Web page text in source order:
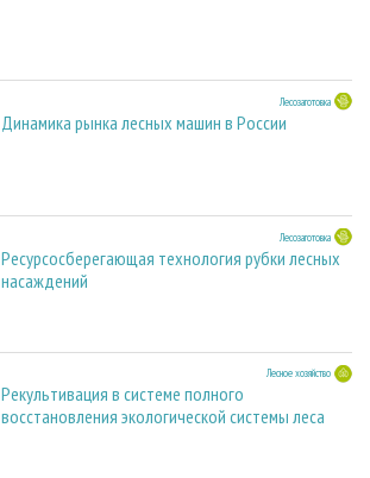
Лесозаготовка
Динамика рынка лесных машин в России
Лесозаготовка
Ресурсосберегающая технология рубки лесных
насаждений
Лесное хозяйство
Рекультивация в системе полного
восстановления экологической системы леса